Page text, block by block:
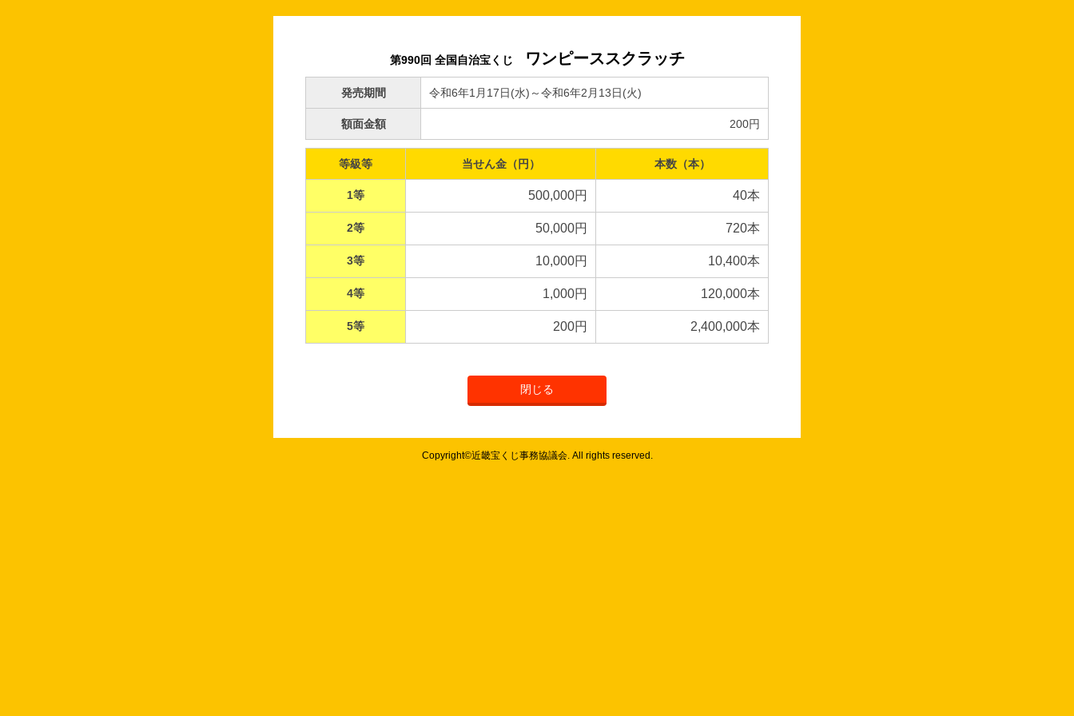
第990回 全国自治宝くじ ワンピーススクラッチ
発売期間 令和6年1月17日(水)～令和6年2月13日(火)
額面金額 200円
等級等 当せん金（円） 本数（本）
1等 500,000円 40本
2等 50,000円 720本
3等 10,000円 10,400本
4等 1,000円 120,000本
5等 200円 2,400,000本
閉じる
Copyright©近畿宝くじ事務協議会. All rights reserved.